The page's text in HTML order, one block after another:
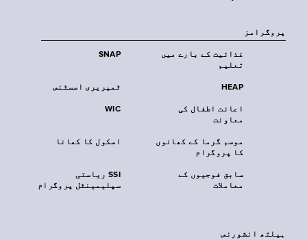
پروگرامز
SNAP
غذائیت کے بارے میں
تعلیم
ٹمپریری اسسٹنس HEAP
WIC
اعانت اطفال کی
معاونت
اسکول کا کھانا
موسم گرما کے کھانوں
کا پروگرام
SSI ریاستی
سپلیمینٹل پروگرام
سابق فوجیوں کے
معاملات
‏ہیلتھ انشورنس